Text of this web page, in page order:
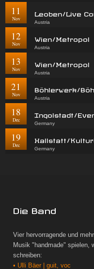
11
Nov
Leoben/Live
Austria
12
Nov
Wien/Metropol
Austria
13
Nov
Wien/Metropol
Austria
21
Nov
Böhlerwerk/
Austria
18
Dec
Ingolstadt/
Germany
19
Dec
Hallstatt/
Germany
Die Band
Vier hervorragende und
Musik "handmade" spielen,
schreiben:
• Ulli Bäer | guit, voc